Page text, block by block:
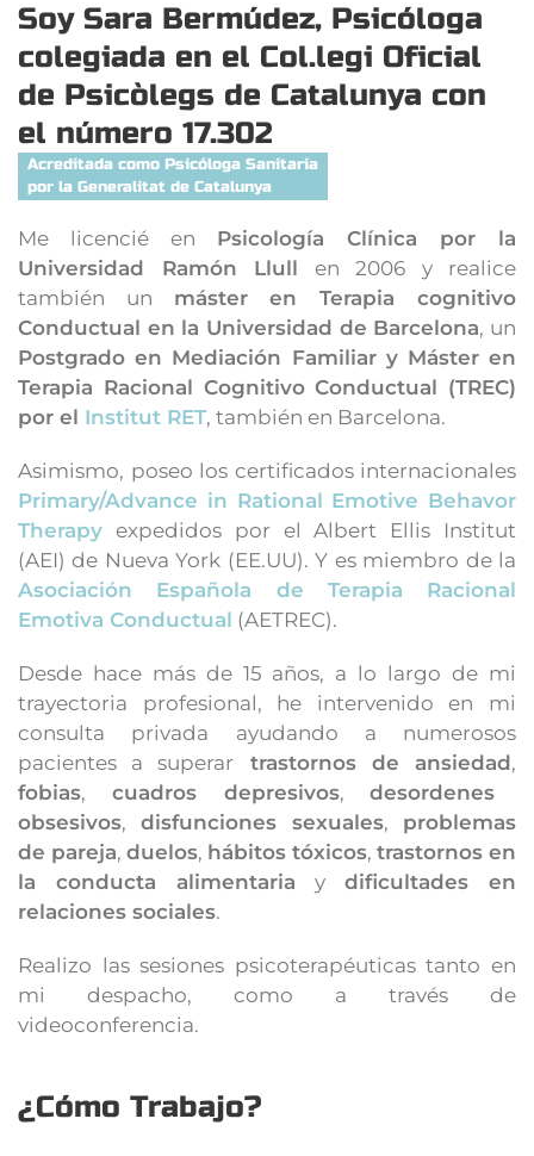
Soy Sara Bermúdez, Psicóloga
colegiada en el Col.legi Oficial
de Psicòlegs de Catalunya con
el número 17.302
Acreditada como Psicóloga Sanitaria
por la Generalitat de Catalunya
Me licencié en Psicología Clínica por la
Universidad Ramón Llull en 2006 y realice
también un máster en Terapia cognitivo
Conductual en la Universidad de Barcelona, un
Postgrado en Mediación Familiar y Máster en
Terapia Racional Cognitivo Conductual (TREC)
por el Institut RET, también en Barcelona.
Asimismo, poseo los certificados internacionales
Primary/Advance in Rational Emotive Behavor
Therapy expedidos por el Albert Ellis Institut
(AEI) de Nueva York (EE.UU). Y es miembro de la
Asociación Española de Terapia Racional
Emotiva Conductual (AETREC).
Desde hace más de 15 años, a lo largo de mi
trayectoria profesional, he intervenido en mi
consulta privada ayudando a numerosos
pacientes a superar trastornos de ansiedad,
fobias, cuadros depresivos,desordenes
obsesivos, disfunciones sexuales, problemas
de pareja, duelos, hábitos tóxicos, trastornos en
la conducta alimentaria y dificultades en
relaciones sociales.
Realizo las sesiones psicoterapéuticas tanto en
mi despacho, como a través de
videoconferencia.
¿Cómo Trabajo?